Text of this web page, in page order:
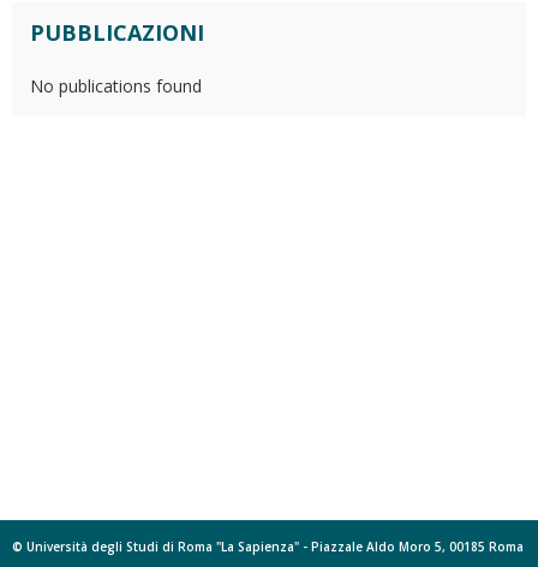
PUBBLICAZIONI
No publications found
© Università degli Studi di Roma "La Sapienza" - Piazzale Aldo Moro 5, 00185 Roma